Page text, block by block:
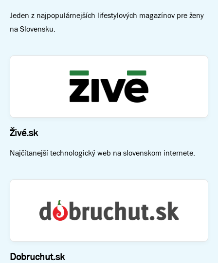
Jeden z najpopulárnejších lifestylových magazínov pre ženy
na Slovensku.
Živé.sk
Najčítanejší technologický web na slovenskom internete.
Dobruchut.sk